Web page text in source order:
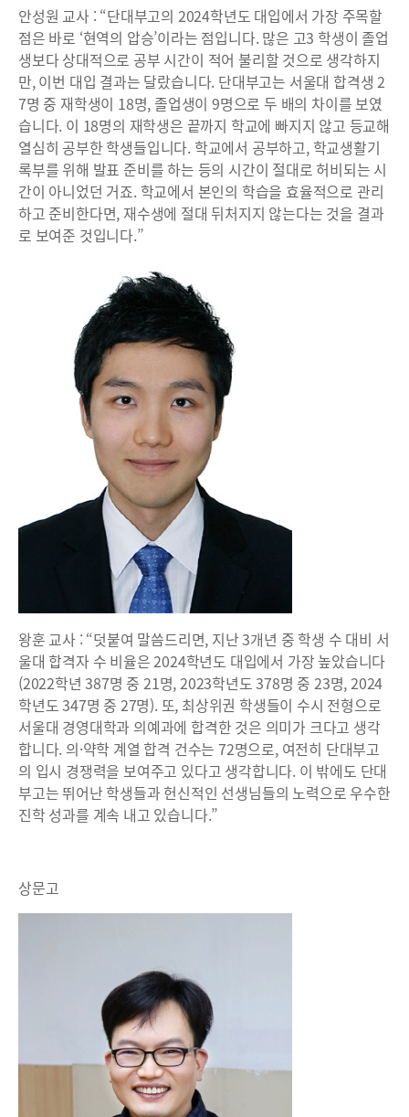
안성원 교사 : “단대부고의 2024학년도 대입에서 가장 주목할
점은 바로 ‘현역의 압승’이라는 점입니다. 많은 고3 학생이 졸업
생보다 상대적으로 공부 시간이 적어 불리할 것으로 생각하지
만, 이번 대입 결과는 달랐습니다. 단대부고는 서울대 합격생 2
7명 중 재학생이 18명, 졸업생이 9명으로 두 배의 차이를 보였
습니다. 이 18명의 재학생은 끝까지 학교에 빠지지 않고 등교해
열심히 공부한 학생들입니다. 학교에서 공부하고, 학교생활기
록부를 위해 발표 준비를 하는 등의 시간이 절대로 허비되는 시
간이 아니었던 거죠. 학교에서 본인의 학습을 효율적으로 관리
하고 준비한다면, 재수생에 절대 뒤처지지 않는다는 것을 결과
로 보여준 것입니다.”
왕훈 교사 : “덧붙여 말씀드리면, 지난 3개년 중 학생 수 대비 서
울대 합격자 수 비율은 2024학년도 대입에서 가장 높았습니다
(2022학년 387명 중 21명, 2023학년도 378명 중 23명, 2024
학년도 347명 중 27명). 또, 최상위권 학생들이 수시 전형으로
서울대 경영대학과 의예과에 합격한 것은 의미가 크다고 생각
합니다. 의·약학 계열 합격 건수는 72명으로, 여전히 단대부고
의 입시 경쟁력을 보여주고 있다고 생각합니다. 이 밖에도 단대
부고는 뛰어난 학생들과 헌신적인 선생님들의 노력으로 우수한
진학 성과를 계속 내고 있습니다.”
상문고